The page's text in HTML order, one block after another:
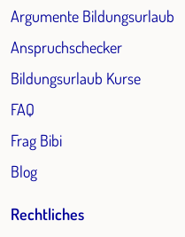
Argumente Bildungsurlaub
Anspruchschecker
Bildungsurlaub Kurse
FAQ
Frag Bibi
Blog
Rechtliches